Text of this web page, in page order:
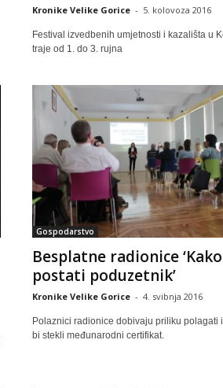
Kronike Velike Gorice - 5. kolovoza 2016
Festival izvedbenih umjetnosti i kazališta u
traje od 1. do 3. rujna
Gospodarstvo
Besplatne radionice ‘Kako
postati poduzetnik’
Kronike Velike Gorice - 4. svibnja 2016
Polaznici radionice dobivaju priliku polagati
bi stekli međunarodni certifikat.